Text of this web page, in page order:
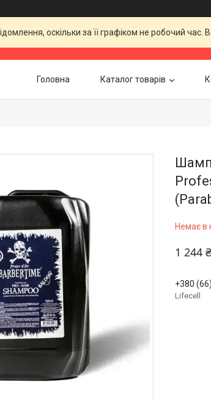
оскільки за її графіком не робочий
Головна Каталог товарів
Немає в
1 244 ₴
+380
Lifecell